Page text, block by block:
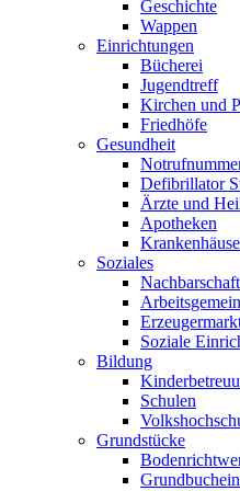
Geschichte
Wappen
Einrichtungen
Bücherei
Jugendtreff
Kirchen und
Friedhöfe
Gesundheit
Defibrillator
Ärzte und
Apotheken
Soziales
Soziale
Bildung
Schulen
Grundstücke